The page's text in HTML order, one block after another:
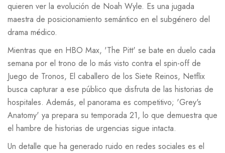
quieren ver la evolución de Noah Wyle. Es una jugada
maestra de posicionamiento semántico en el subgénero del
drama médico.
Mientras que en HBO Max, 'The Pitt' se bate en duelo cada
semana por el trono de lo más visto contra el spin-off de
Juego de Tronos, El caballero de los Siete Reinos, Netflix
busca capturar a ese público que disfruta de las historias de
hospitales. Además, el panorama es competitivo; 'Grey's
Anatomy' ya prepara su temporada 21, lo que demuestra que
el hambre de historias de urgencias sigue intacta.
Un detalle que ha generado ruido en redes sociales es el